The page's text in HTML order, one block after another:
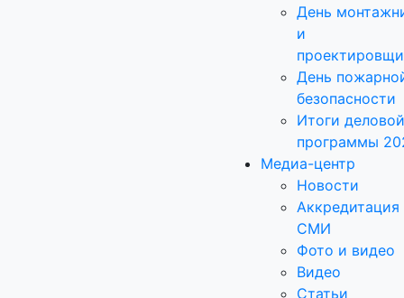
День
и
День
безопасности
Итоги деловой
программы
Медиа-центр
Новости
Аккредитация
СМИ
Фото и видео
Видео
Статьи